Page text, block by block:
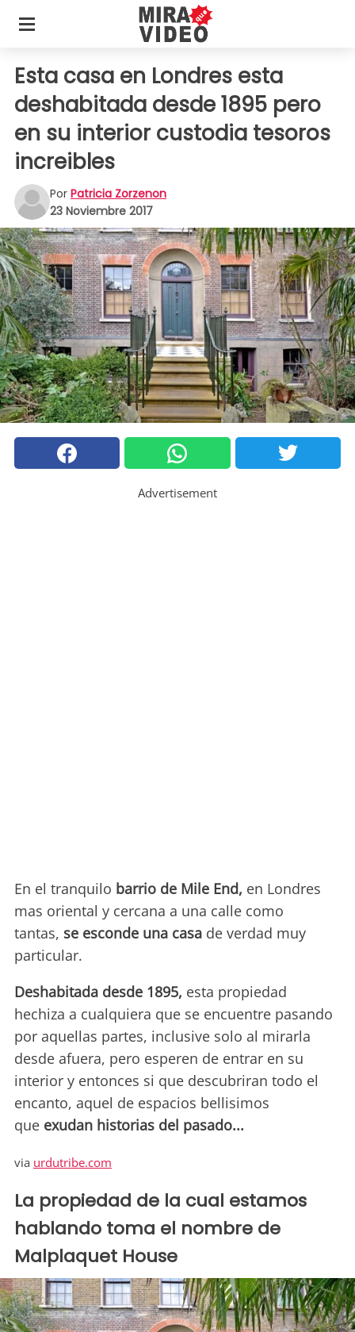
Esta casa en Londres esta
deshabitada desde 1895 pero
en su interior custodia tesoros
increibles
Por Patricia Zorzenon
23 Noviembre 2017
Advertisement
En el tranquilo barrio de Mile End, en Londres
mas oriental y cercana a una calle como
tantas, se esconde una casa de verdad muy
particular.
Deshabitada desde 1895, esta propiedad
hechiza a cualquiera que se encuentre pasando
por aquellas partes, inclusive solo al mirarla
desde afuera, pero esperen de entrar en su
interior y entonces si que descubriran todo el
encanto, aquel de espacios bellisimos
que exudan historias del pasado...
via urdutribe.com
La propiedad de la cual estamos
hablando toma el nombre de
Malplaquet House